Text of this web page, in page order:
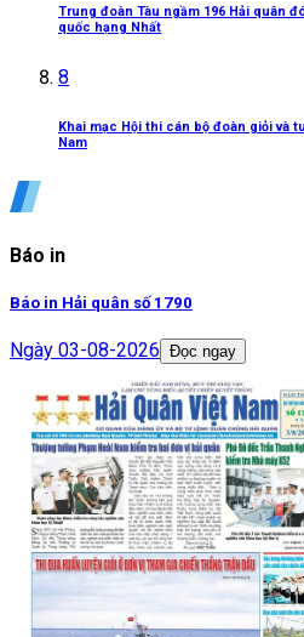
Trung đoàn Tàu ngầm 196 Hải quân
quốc hạng Nhất
8
Khai mạc Hội thi cán bộ đoàn giỏi và
Nam
Báo in
Báo in Hải quân số 1790
Ngày 03-08-2026 Đọc ngay